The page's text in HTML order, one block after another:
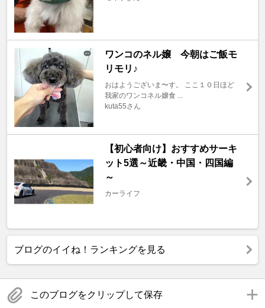
ワンコのネル嬢 今朝はご飯モ
リモリ♪
おはようございま〜す。 ここ１０日ほど
我家のワンコネル嬢食 ...
kuta55さん
【初心者向け】おすすめサーキ
ット5選～近畿・中国・四国編
～
カーライフ
ブログのイイね！ランキングを見る
このブログをクリップして保存